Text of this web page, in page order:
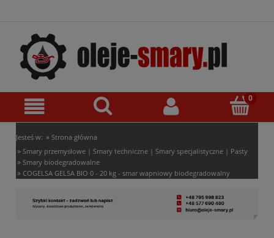
Jesteś w: » Strona główna
» Smary przemysłowe | Smary techniczne | Smary specjalistyczne | Pasty
» Smary biodegradowalne
» COGELSA GELSA BIO 0 - 20 kg - smar wapniowy biodegradowalny